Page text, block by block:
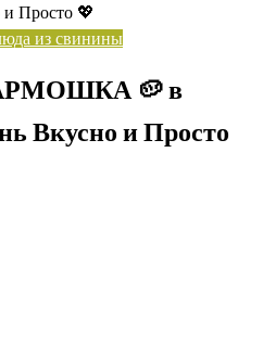
и Просто 💖
из свинины
🥔 в
Вкусно и Просто